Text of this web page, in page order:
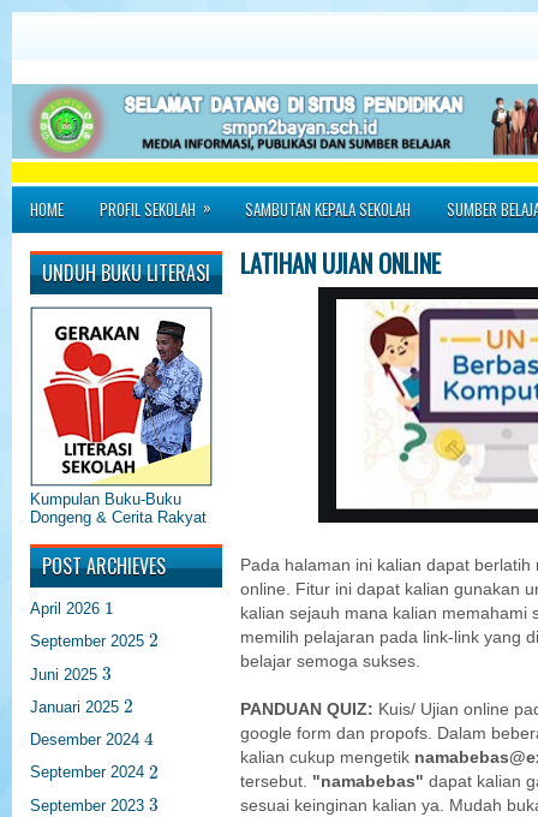
HOME PROFIL SEKOLAH » SAMBUTAN KEPALA SEKOLAH SUMBER
UNDUH BUKU LITERASI
Kumpulan Buku-Buku
Dongeng & Cerita Rakyat
POST ARCHIEVES
April 2026 1
1
September 2025 2
2
Juni 2025 3
3
Januari 2025 2
2
Desember 2024 4
4
September 2024 2
2
September 2023 3
3
LATIHAN UJIAN ONLINE
Pada halaman ini kalian dapat
online. Fitur ini dapat kalian gunakan
kalian sejauh mana kalian memahami
memilih pelajaran pada link-link yang
belajar semoga sukses.
PANDUAN QUIZ: Kuis/ Ujian online
google form dan propofs. Dalam
kalian cukup mengetik
tersebut. "namabebas" dapat kalian
sesuai keinginan kalian ya. Mudah